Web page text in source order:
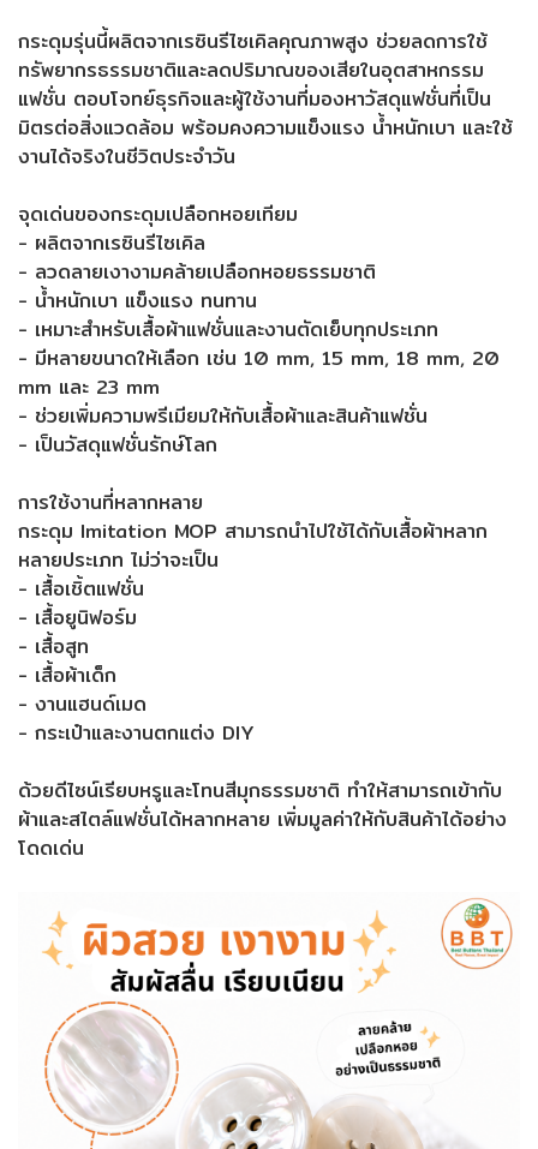
กระดุมรุ่นนี้ผลิตจากเรซินรีไซเคิลคุณภาพสูง ช่วยลดการใช้
ทรัพยากรธรรมชาติและลดปริมาณของเสียในอุตสาหกรรม
แฟชั่น ตอบโจทย์ธุรกิจและผู้ใช้งานที่มองหาวัสดุแฟชั่นที่เป็น
มิตรต่อสิ่งแวดล้อม พร้อมคงความแข็งแรง น้ำหนักเบา และใช้
งานได้จริงในชีวิตประจำวัน
จุดเด่นของกระดุมเปลือกหอยเทียม
- ผลิตจากเรซินรีไซเคิล
- ลวดลายเงางามคล้ายเปลือกหอยธรรมชาติ
- น้ำหนักเบา แข็งแรง ทนทาน
- เหมาะสำหรับเสื้อผ้าแฟชั่นและงานตัดเย็บทุกประเภท
- มีหลายขนาดให้เลือก เช่น 10 mm, 15 mm, 18 mm, 20
mm และ 23 mm
- ช่วยเพิ่มความพรีเมียมให้กับเสื้อผ้าและสินค้าแฟชั่น
- เป็นวัสดุแฟชั่นรักษ์โลก
การใช้งานที่หลากหลาย
กระดุม Imitation MOP สามารถนำไปใช้ได้กับเสื้อผ้าหลาก
หลายประเภท ไม่ว่าจะเป็น
- เสื้อเชิ้ตแฟชั่น
- เสื้อยูนิฟอร์ม
- เสื้อสูท
- เสื้อผ้าเด็ก
- งานแฮนด์เมด
- กระเป๋าและงานตกแต่ง DIY
ด้วยดีไซน์เรียบหรูและโทนสีมุกธรรมชาติ ทำให้สามารถเข้ากับ
ผ้าและสไตล์แฟชั่นได้หลากหลาย เพิ่มมูลค่าให้กับสินค้าได้อย่าง
โดดเด่น